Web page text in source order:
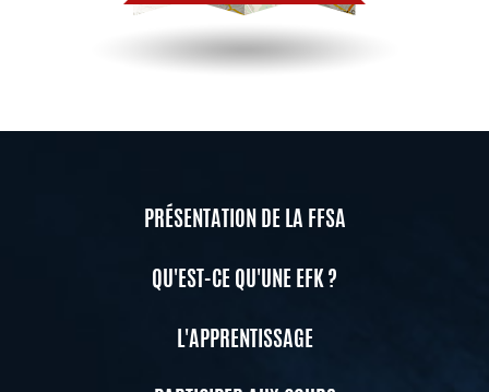
PRÉSENTATION DE LA FFSA
QU'EST-CE QU'UNE EFK ?
L'APPRENTISSAGE